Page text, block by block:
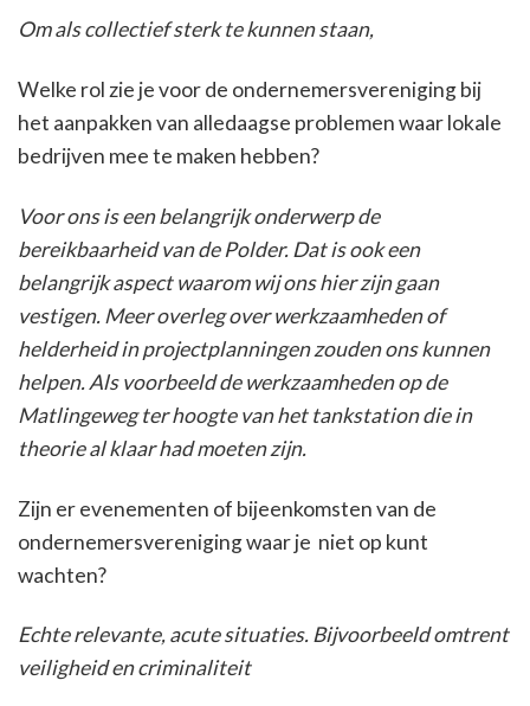
Om als collectief sterk te kunnen staan,
Welke rol zie je voor de ondernemersvereniging bij
het aanpakken van alledaagse problemen waar lokale
bedrijven mee te maken hebben?
Voor ons is een belangrijk onderwerp de
bereikbaarheid van de Polder. Dat is ook een
belangrijk aspect waarom wij ons hier zijn gaan
vestigen. Meer overleg over werkzaamheden of
helderheid in projectplanningen zouden ons kunnen
helpen. Als voorbeeld de werkzaamheden op de
Matlingeweg ter hoogte van het tankstation die in
theorie al klaar had moeten zijn.
Zijn er evenementen of bijeenkomsten van de
ondernemersvereniging waar je niet op kunt
wachten?
Echte relevante, acute situaties. Bijvoorbeeld omtrent
veiligheid en criminaliteit